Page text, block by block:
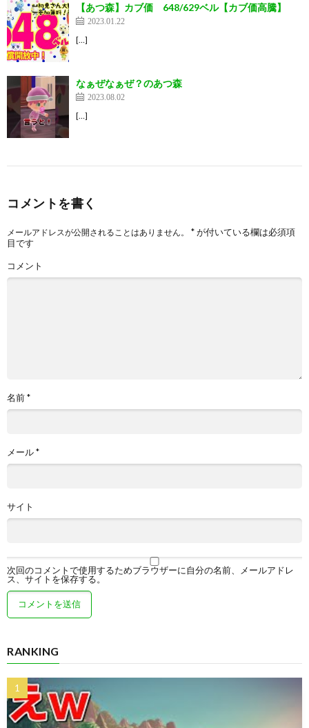
【あつ森】カブ価 648/629ベル【カブ価高騰】
2023.01.22
[…]
なぁぜなぁぜ？のあつ森
2023.08.02
[…]
コメントを書く
メールアドレスが公開されることはありません。 *が付いている欄は必須項
目です
コメント
名前*
メール*
サイト
次回のコメントで使用するためブラウザーに自分の名前、メールアドレ
ス、サイトを保存する。
RANKING